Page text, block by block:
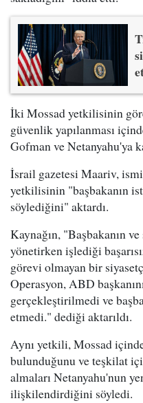
İki Mossad yetkilisinin
güvenlik yapılanması
Gofman ve Netanyahu'ya
İsrail gazetesi Maariv,
yetkilisinin "başbakanın
söylediğini" aktardı.
Kaynağın, "Başbakanın
yönetirken işlediği
görevi olmayan bir
Operasyon, ABD
gerçekleştirilmedi ve
etmedi." dediği aktarıldı.
Aynı yetkili, Mossad
bulunduğunu ve teşkilat
almaları Netanyahu'nun
ilişkilendirdiğini söyledi.